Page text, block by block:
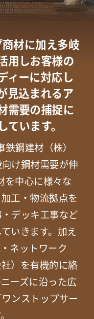
材に加え多岐
用しお客様の
ィーに対応し
見込まれるア
需要の捕捉に
います。
鋼建材（株）
け鋼材需要が伸
を中心に様々な
工・物流拠点を
デッキ工事など
いきます。加え
ネットワーク
社）を有機的に絡
ーズに沿った広
ンストップサー